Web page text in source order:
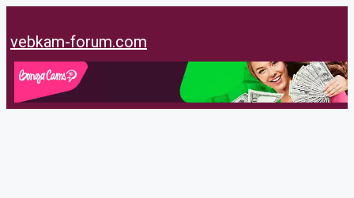
к
содержимому
vebkam-forum.com